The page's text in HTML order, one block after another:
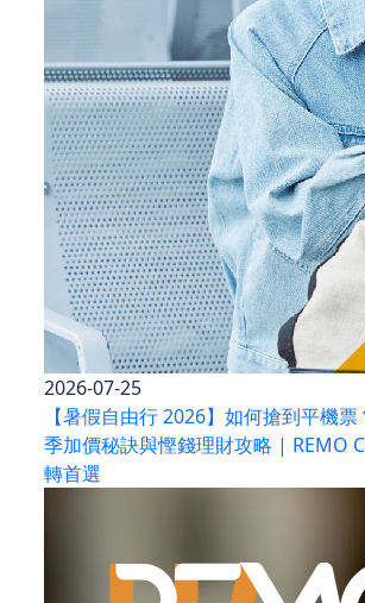
2026-07-25
【暑假自由行 2026】如何搶到平機
季加價秘訣與慳錢理財攻略 | REMO
轉首選